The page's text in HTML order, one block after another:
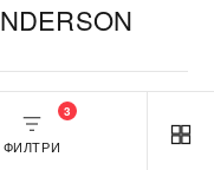
ФИЛТРИ
3